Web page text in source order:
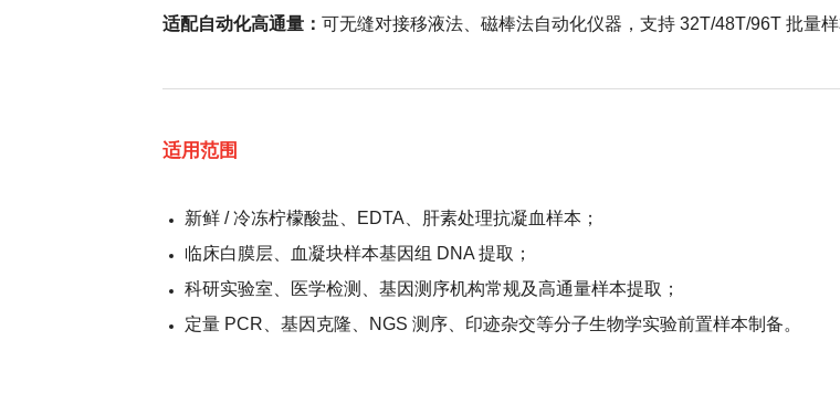
适配自动化高通量： 可无缝对接移液法、磁棒法自动化仪器，支持 32T/48T/96T 批量
适用范围
新鲜 / 冷冻柠檬酸盐、EDTA、肝素处理抗凝血样本；
临床白膜层、血凝块样本基因组 DNA 提取；
科研实验室、医学检测、基因测序机构常规及高通量样本提取；
定量 PCR、基因克隆、NGS 测序、印迹杂交等分子生物学实验前置样本制备。